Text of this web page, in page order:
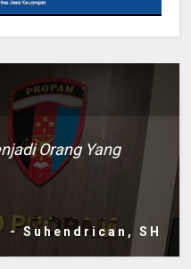
Orang Yang
- Suhendrican, SH